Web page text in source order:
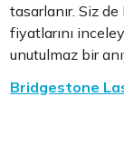
tasarlanır. Siz
fiyatlarını
unutulmaz bir
Bridgestone